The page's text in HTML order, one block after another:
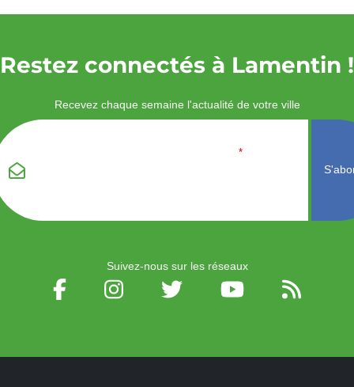
Restez connectés à Lamentin !
Recevez chaque semaine l'actualité de votre ville
*
Suivez-nous sur les réseaux